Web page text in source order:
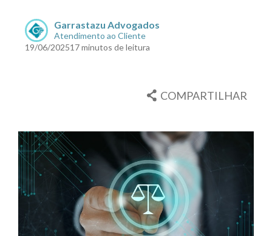
Garrastazu Advogados
Atendimento ao Cliente
19/06/202517 minutos de leitura
COMPARTILHAR